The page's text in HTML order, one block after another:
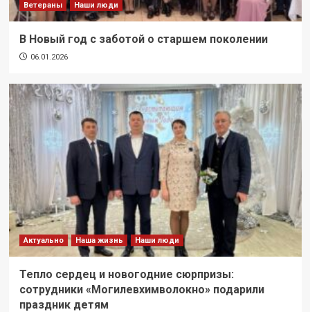
Ветераны Наши люди
В Новый год с заботой о старшем поколении
06.01.2026
Актуально Наша жизнь Наши люди
Тепло сердец и новогодние сюрпризы:
сотрудники «Могилевхимволокно» подарили
праздник детям